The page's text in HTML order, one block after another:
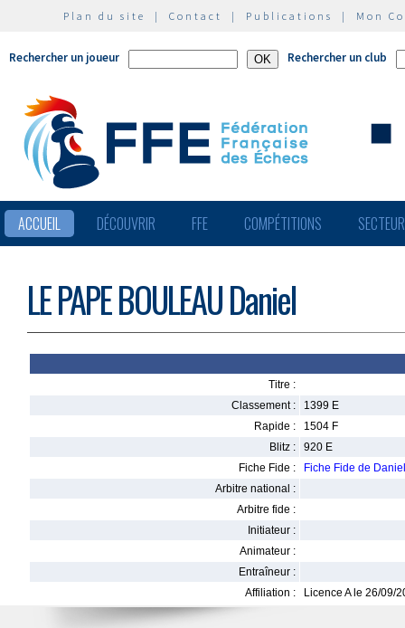
Plan du site | Contact | Publications | Mon
Rechercher un joueur Rechercher un club
ACCUEIL DÉCOUVRIR FFE COMPÉTITIONS
LE PAPE BOULEAU Daniel
Titre :
Classement :
1399 E
Rapide :
1504 F
Blitz :
920 E
Fiche Fide :
Fiche Fide de
Arbitre national :
Arbitre fide :
Initiateur :
Animateur :
Entraîneur :
Affiliation :
Licence A le 26/09/